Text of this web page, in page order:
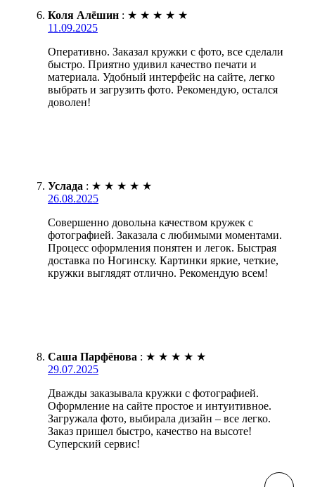
Коля Алёшин : ★ ★ ★ ★ ★
11.09.2025
Оперативно. Заказал кружки с фото, все сделали
быстро. Приятно удивил качество печати и
материала. Удобный интерфейс на сайте, легко
выбрать и загрузить фото. Рекомендую, остался
доволен!
Услада : ★ ★ ★ ★ ★
26.08.2025
Совершенно довольна качеством кружек с
фотографией. Заказала с любимыми моментами.
Процесс оформления понятен и легок. Быстрая
доставка по Ногинску. Картинки яркие, четкие,
кружки выглядят отлично. Рекомендую всем!
Саша Парфёнова : ★ ★ ★ ★ ★
29.07.2025
Дважды заказывала кружки с фотографией.
Оформление на сайте простое и интуитивное.
Загружала фото, выбирала дизайн – все легко.
Заказ пришел быстро, качество на высоте!
Суперский сервис!